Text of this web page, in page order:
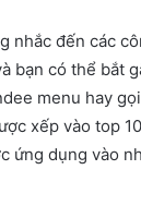
nhắc đến các
bạn có thể bắt
menu hay
xếp vào top
ứng dụng vào